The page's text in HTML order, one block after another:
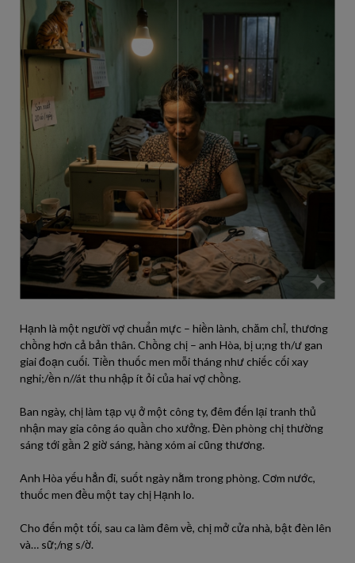
Hạnh là một người vợ chuẩn mực – hiền lành, chăm chỉ, thương
chồng hơn cả bản thân. Chồng chị – anh Hòa, bị u;ng th/ư gan
giai đoạn cuối. Tiền thuốc men mỗi tháng như chiếc cối xay
nghi;/ền n//át thu nhập ít ỏi của hai vợ chồng.
Ban ngày, chị làm tạp vụ ở một công ty, đêm đến lại tranh thủ
nhận may gia công áo quần cho xưởng. Đèn phòng chị thường
sáng tới gần 2 giờ sáng, hàng xóm ai cũng thương.
Anh Hòa yếu hẳn đi, suốt ngày nằm trong phòng. Cơm nước,
thuốc men đều một tay chị Hạnh lo.
Cho đến một tối, sau ca làm đêm về, chị mở cửa nhà, bật đèn lên
và… sữ;/ng s/ờ.